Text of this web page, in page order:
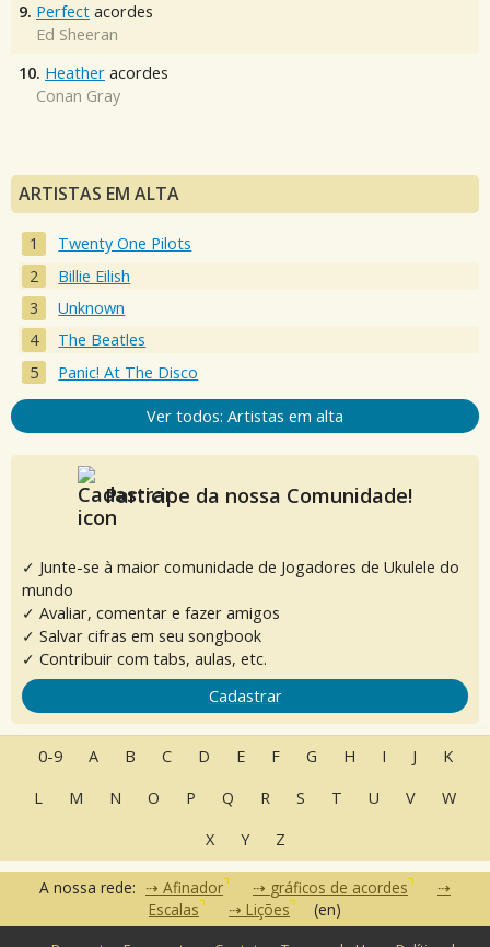
9. Perfect acordes
Ed Sheeran
10. Heather acordes
Conan Gray
ARTISTAS EM ALTA
Twenty One Pilots
Billie Eilish
Unknown
The Beatles
Panic! At The Disco
Ver todos: Artistas em alta
Participe da nossa Comunidade!
✓ Junte-se à maior comunidade de Jogadores de Ukulele do
mundo
✓ Avaliar, comentar e fazer amigos
✓ Salvar cifras em seu songbook
✓ Contribuir com tabs, aulas, etc.
Cadastrar
0-9 A B C D E F G H I J
K
L
M N O P Q R S T U V
W
X
Y Z
A nossa rede: Afinador
gráficos de acordes
Escalas
Lições (en)